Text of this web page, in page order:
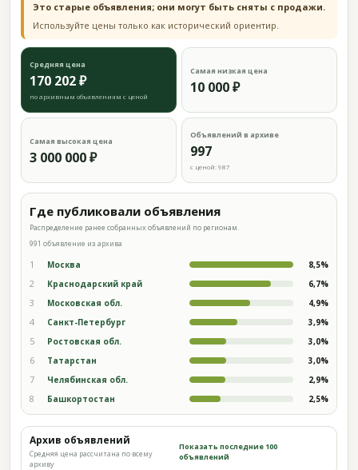
Это старые объявления; они могут быть сняты с продажи.
Используйте цены только как исторический ориентир.
Средняя цена
170 202 ₽
по архивным объявлениям с ценой
Самая низкая цена
10 000 ₽
Самая высокая цена
3 000 000 ₽
Объявлений в архиве
997
с ценой: 987
Где публиковали объявления
Распределение ранее собранных объявлений по регионам.
991 объявление из архива
1 Москва 8,5%
2 Краснодарский край 6,7%
3 Московская обл. 4,9%
4 Санкт-Петербург 3,9%
5 Ростовская обл. 3,0%
6 Татарстан 3,0%
7 Челябинская обл. 2,9%
8 Башкортостан 2,5%
Архив объявлений
Средняя цена рассчитана по всему
архиву
Показать последние 100
объявлений